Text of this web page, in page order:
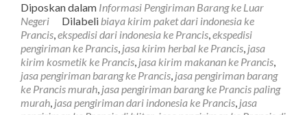
about
Jasa
Ekspor
Barang
Ke
Negara
Prancis
di
Diposkan dalam Informasi Pengiriman Barang ke Luar
Negeri
Dilabeli biaya kirim paket dari indonesia ke
Prancis,ekspedisi dari indonesia ke Prancis,ekspedisi
pengiriman ke Prancis, jasa kirim herbal ke Prancis, jasa
kirim kosmetik ke Prancis, jasa kirim makanan ke Prancis,
jasa pengiriman barang ke Prancis, jasa pengiriman barang
ke Prancis murah, jasa pengiriman barang ke Prancis paling
murah, jasa pengiriman dari indonesia ke Prancis, jasa